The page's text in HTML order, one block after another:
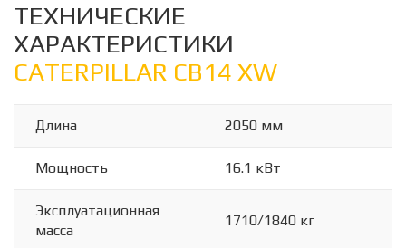
ТЕХНИЧЕСКИЕ
ХАРАКТЕРИСТИКИ
CATERPILLAR CB14 XW
Длина 2050 мм
Мощность 16.1 кВт
Эксплуатационная
масса
1710/1840 кг